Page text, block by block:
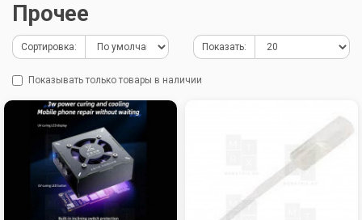
Прочее
Сортировка: Показать:
Показывать только товары в наличии